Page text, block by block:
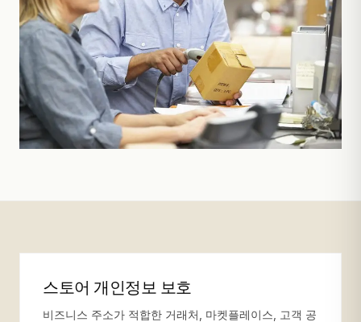
스토어 개인정보 보호
비즈니스 주소가 적합한 거래처, 마켓플레이스, 고객 공